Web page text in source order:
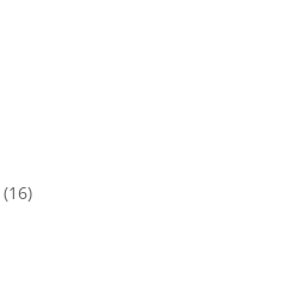
(16)